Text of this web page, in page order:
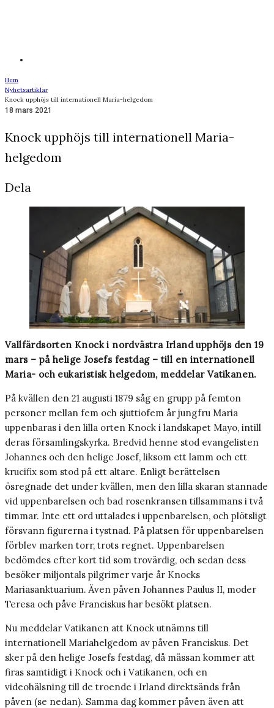
Hem
Nyhetsartiklar
Knock upphöjs till internationell Maria-helgedom
18 mars 2021
Knock upphöjs till internationell Maria-
helgedom
Dela
Vallfärdsorten Knock i nordvästra Irland upphöjs den 19
mars – på helige Josefs festdag – till en internationell
Maria- och eukaristisk helgedom, meddelar Vatikanen.
På kvällen den 21 augusti 1879 såg en grupp på femton
personer mellan fem och sjuttiofem år jungfru Maria
uppenbaras i den lilla orten Knock i landskapet Mayo, intill
deras församlingskyrka. Bredvid henne stod evangelisten
Johannes och den helige Josef, liksom ett lamm och ett
krucifix som stod på ett altare. Enligt berättelsen
ösregnade det under kvällen, men den lilla skaran stannade
vid uppenbarelsen och bad rosenkransen tillsammans i två
timmar. Inte ett ord uttalades i uppenbarelsen, och plötsligt
försvann figurerna i tystnad. På platsen för uppenbarelsen
förblev marken torr, trots regnet. Uppenbarelsen
bedömdes efter kort tid som trovärdig, och sedan dess
besöker miljontals pilgrimer varje år Knocks
Mariasanktuarium. Även påven Johannes Paulus II, moder
Teresa och påve Franciskus har besökt platsen.
Nu meddelar Vatikanen att Knock utnämns till
internationell Mariahelgedom av påven Franciskus. Det
sker på den helige Josefs festdag, då mässan kommer att
firas samtidigt i Knock och i Vatikanen, och en
videohälsning till de troende i Irland direktsänds från
påven (se nedan). Samma dag kommer påven även att